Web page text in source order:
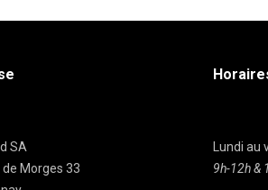
SA
Morges 33
Lundi au
9h-12h &